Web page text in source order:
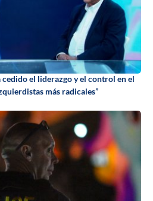
el liderazgo y el control en el
más radicales”